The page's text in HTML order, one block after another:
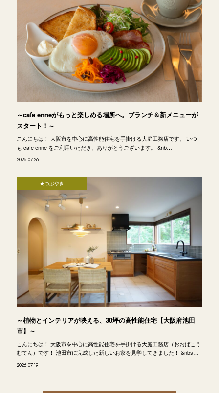
～cafe enneがもっと楽しめる場所へ。ブランチ＆新メニューが
スタート！～
こんにちは！ 大阪市を中心に高性能住宅を手掛ける大庭工務店です。 いつ
も cafe enne をご利用いただき、ありがとうございます。 &nb…
2026.07.26
★つぶやき
～植物とインテリアが映える、30坪の高性能住宅【大阪府池田
市】～
こんにちは！ 大阪市を中心に高性能住宅を手掛ける大庭工務店（おおばこう
むてん）です！ 池田市に完成した新しいお家を見学してきました！ &nbs…
2026.07.19